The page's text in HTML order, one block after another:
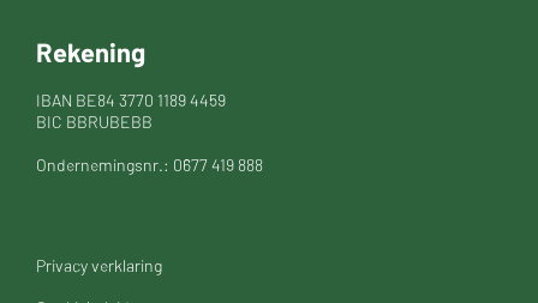
Rekening
IBAN BE84 3770 1189 4459
BIC BBRUBEBB
Ondernemingsnr.: 0677 419 888
Privacy verklaring